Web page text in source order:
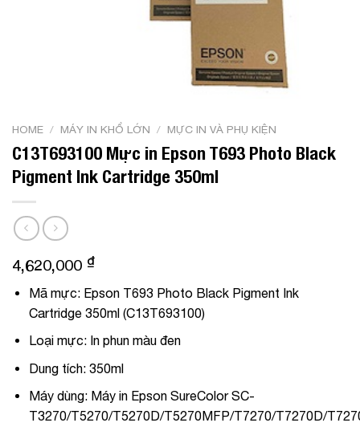
HOME / MÁY IN KHỔ LỚN / MỰC IN VÀ PHỤ KIỆN
C13T693100 Mực in Epson T693 Photo Black
Pigment Ink Cartridge 350ml
4,620,000 ₫
Mã mực: Epson T693 Photo Black Pigment Ink
Cartridge 350ml (C13T693100)
Loại mực:In phun màu đen
Dung tích:350ml
Máy dùng: Máy in Epson SureColorSC-
T3270/T5270/T5270D/T5270MFP/T7270/T7270D/